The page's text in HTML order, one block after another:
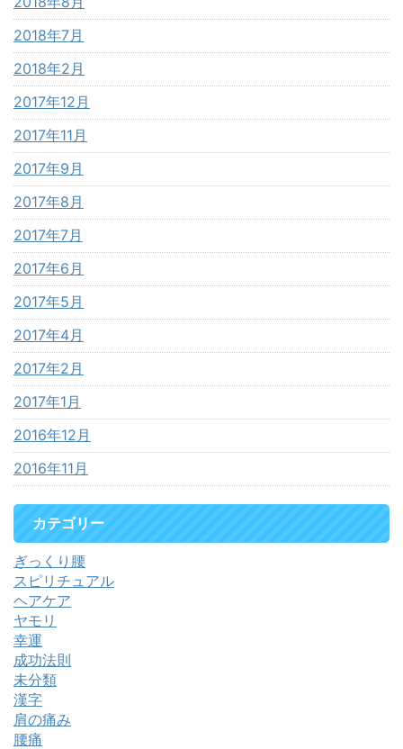
2018年7月
2018年2月
2017年12月
2017年11月
2017年9月
2017年8月
2017年7月
2017年6月
2017年5月
2017年4月
2017年2月
2017年1月
2016年12月
2016年11月
カテゴリー
ぎっくり腰
スピリチュアル
ヘアケア
ヤモリ
幸運
成功法則
未分類
漢字
肩の痛み
腰痛